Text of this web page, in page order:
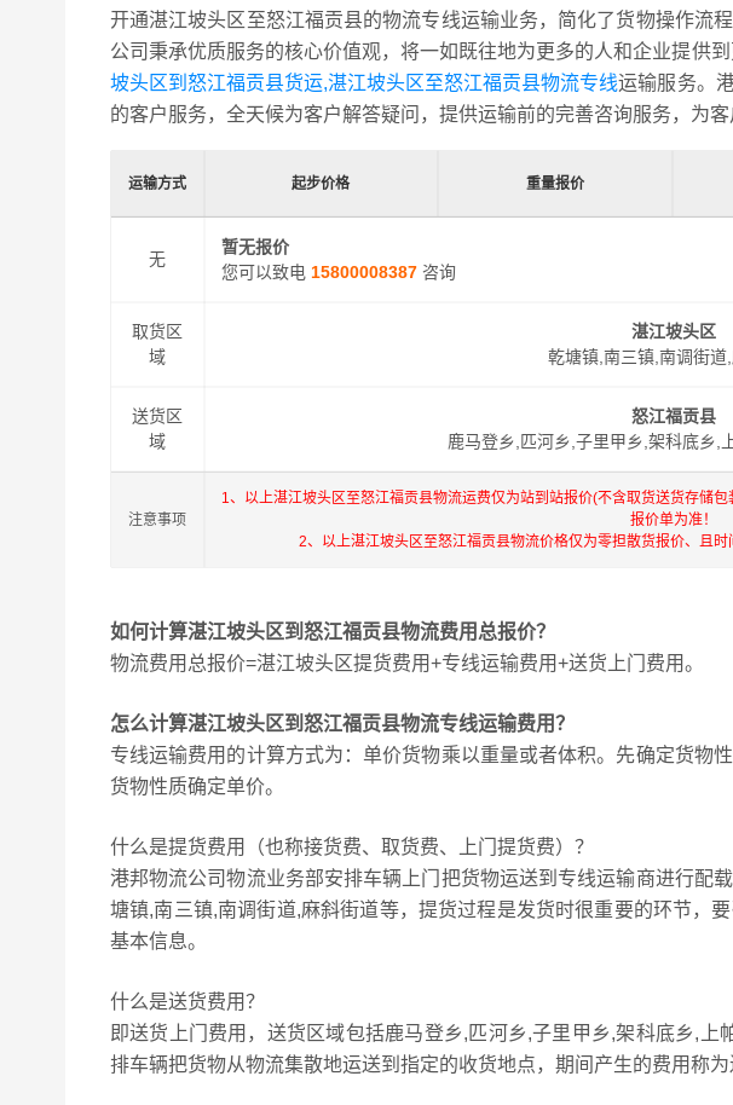
开通湛江坡头区至怒江福贡县的物流专线运输业务，简化了货物操作流
公司秉承优质服务的核心价值观，将一如既往地为更多的人和企业提供
坡头区到怒江福贡县货运,湛江坡头区至怒江福贡县物流专线运输服务。
的客户服务，全天候为客户解答疑问，提供运输前的完善咨询服务，为
运输方式 起步价格 重量报价
无
暂无报价
您可以致电 15800008387咨询
取货区
域
湛江坡头区
乾塘镇,南三镇,南调街道
送货区
域
怒江福贡县
鹿马登乡,匹河乡,子里甲乡,架科底乡,
注意事项
1、以上湛江坡头区至怒江福贡县物流运费仅为站到站报价(不含取货送货存储
报价单为准！
2、以上湛江坡头区至怒江福贡县物流价格仅为零担散货报价、且
如何计算湛江坡头区到怒江福贡县物流费用总报价？
物流费用总报价=湛江坡头区提货费用+专线运输费用+送货上门费用。
怎么计算湛江坡头区到怒江福贡县物流专线运输费用？
专线运输费用的计算方式为：单价货物乘以重量或者体积。先确定货物
货物性质确定单价。
什么是提货费用（也称接货费、取货费、上门提货费）？
港邦物流公司物流业务部安排车辆上门把货物运送到专线运输商进行配
塘镇,南三镇,南调街道,麻斜街道等，提货过程是发货时很重要的环节，
基本信息。
什么是送货费用？
即送货上门费用，送货区域包括鹿马登乡,匹河乡,子里甲乡,架科底乡,
排车辆把货物从物流集散地运送到指定的收货地点，期间产生的费用称为